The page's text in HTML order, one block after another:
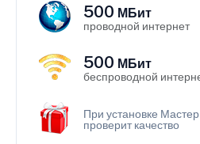
500 МБит
проводной интернет
500 МБит
беспроводной
При установке
проверит качество